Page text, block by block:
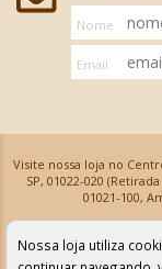
Nome
Email
Visite nossa loja no
SP, 01022-020
01021-100,
Os preços e as condições de
podem sofrer alterações
Nossa loja utiliza